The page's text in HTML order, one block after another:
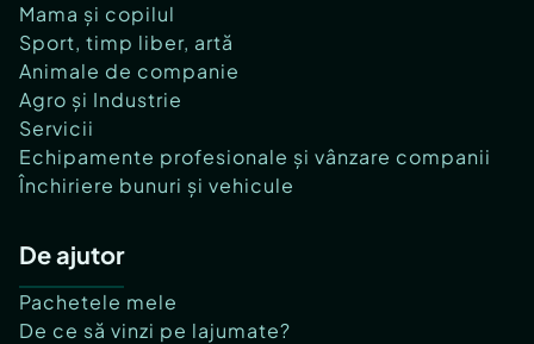
Mama și copilul
Sport, timp liber, artă
Animale de companie
Agro și Industrie
Servicii
Echipamente profesionale și vânzare companii
Închiriere bunuri și vehicule
De ajutor
Pachetele mele
De ce să vinzi pe lajumate?